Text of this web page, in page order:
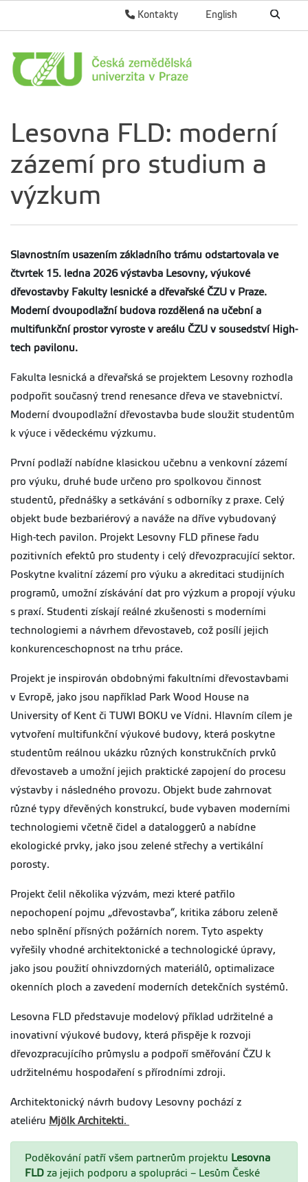
English
Kontakty
Lesovna FLD: moderní
zázemí pro studium a
výzkum
Slavnostním usazením základního trámu odstartovala ve
čtvrtek 15. ledna 2026 výstavba Lesovny, výukové
dřevostavby Fakulty lesnické a dřevařské ČZU v Praze.
Moderní dvoupodlažní budova rozdělená na učební a
multifunkční prostor vyroste v areálu ČZU v sousedství High-
tech pavilonu.
Fakulta lesnická a dřevařská se projektem Lesovny rozhodla
podpořit současný trend renesance dřeva ve stavebnictví.
Moderní dvoupodlažní dřevostavba bude sloužit studentům
k výuce i vědeckému výzkumu.
První podlaží nabídne klasickou učebnu a venkovní zázemí
pro výuku, druhé bude určeno pro spolkovou činnost
studentů, přednášky a setkávání s odborníky z praxe. Celý
objekt bude bezbariérový a naváže na dříve vybudovaný
High-tech pavilon. Projekt Lesovny FLD přinese řadu
pozitivních efektů pro studenty i celý dřevozpracující sektor.
Poskytne kvalitní zázemí pro výuku a akreditaci studijních
programů, umožní získávání dat pro výzkum a propojí výuku
s praxí. Studenti získají reálné zkušenosti s moderními
technologiemi a návrhem dřevostaveb, což posílí jejich
konkurenceschopnost na trhu práce.
Projekt je inspirován obdobnými fakultními dřevostavbami
v Evropě, jako jsou například Park Wood House na
University of Kent či TUWI BOKU ve Vídni. Hlavním cílem je
vytvoření multifunkční výukové budovy, která poskytne
studentům reálnou ukázku různých konstrukčních prvků
dřevostaveb a umožní jejich praktické zapojení do procesu
výstavby i následného provozu. Objekt bude zahrnovat
různé typy dřevěných konstrukcí, bude vybaven moderními
technologiemi včetně čidel a dataloggerů a nabídne
ekologické prvky, jako jsou zelené střechy a vertikální
porosty.
Projekt čelil několika výzvám, mezi které patřilo
nepochopení pojmu „dřevostavba“, kritika záboru zeleně
nebo splnění přísných požárních norem. Tyto aspekty
vyřešily vhodné architektonické a technologické úpravy,
jako jsou použití ohnivzdorných materiálů, optimalizace
okenních ploch a zavedení moderních detekčních systémů.
Lesovna FLD představuje modelový příklad udržitelné a
inovativní výukové budovy, která přispěje k rozvoji
dřevozpracujícího průmyslu a podpoří směřování ČZU k
udržitelnému hospodaření s přírodními zdroji.
Architektonický návrh budovy Lesovny pochází z
ateliéru Mjölk Architekti.
Poděkování patří všem partnerům projektu Lesovna
FLD za jejich podporu a spolupráci – Lesům České